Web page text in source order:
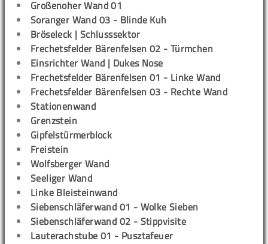
Großenoher Wand 01
Soranger Wand 03 - Blinde Kuh
Bröseleck | Schlusssektor
Frechetsfelder Bärenfelsen 02 - Türmchen
Einsrichter Wand | Dukes Nose
Frechetsfelder Bärenfelsen 01 - Linke Wand
Frechetsfelder Bärenfelsen 03 - Rechte Wand
Stationenwand
Grenzstein
Gipfelstürmerblock
Freistein
Wolfsberger Wand
Seeliger Wand
Linke Bleisteinwand
Siebenschläferwand 01 - Wolke Sieben
Siebenschläferwand 02 - Stippvisite
Lauterachstube 01 - Pusztafeuer